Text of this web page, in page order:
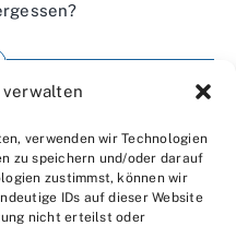
verwenden wir Technologien
zu speichern und/oder darauf
zustimmst, können wir
IDs auf dieser Website
nicht erteilst oder
uns